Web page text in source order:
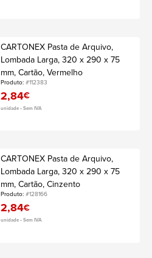
CARTONEX Pasta de Arquivo,
Lombada Larga, 320 x 290 x 75
mm, Cartão, Vermelho
Produto:#112383
2,84€
unidade • Sem IVA
CARTONEX Pasta de Arquivo,
Lombada Larga, 320 x 290 x 75
mm, Cartão, Cinzento
Produto:#128166
2,84€
unidade • Sem IVA